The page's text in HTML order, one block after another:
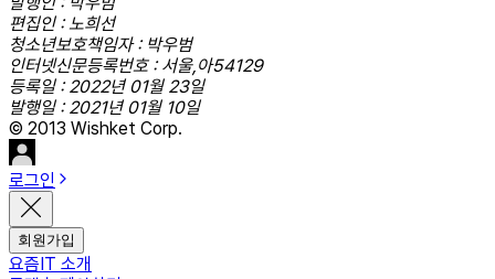
편집인 : 노희선
청소년보호책임자 : 박우범
인터넷신문등록번호 : 서울,아54129
등록일 : 2022년 01월 23일
발행일 : 2021년 01월 10일
© 2013 Wishket Corp.
로그인
회원가입
요즘IT 소개